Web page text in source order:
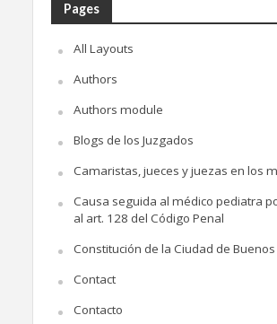
Pages
All Layouts
Authors
Authors module
Blogs de los Juzgados
Camaristas, jueces y juezas en los
Causa seguida al médico pediatra
al art. 128 del Código Penal
Constitución de la Ciudad de
Contact
Contacto